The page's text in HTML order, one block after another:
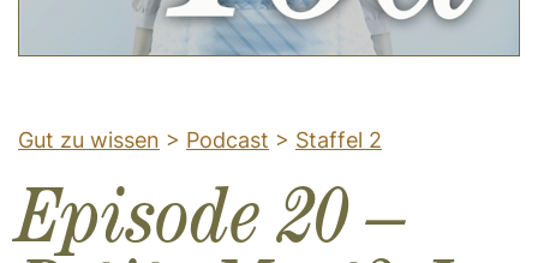
Gut zu wissen > Podcast > Staffel 2
Episode 20 –